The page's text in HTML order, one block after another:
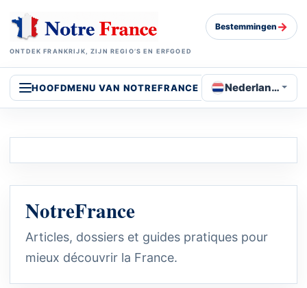
ONTDEK FRANKRIJK, ZIJN REGIO’S EN ERFGOED
Bestemmingen →
HOOFDMENU VAN NOTREFRANCE Nederlands
NotreFrance
Articles, dossiers et guides pratiques pour
mieux découvrir la France.